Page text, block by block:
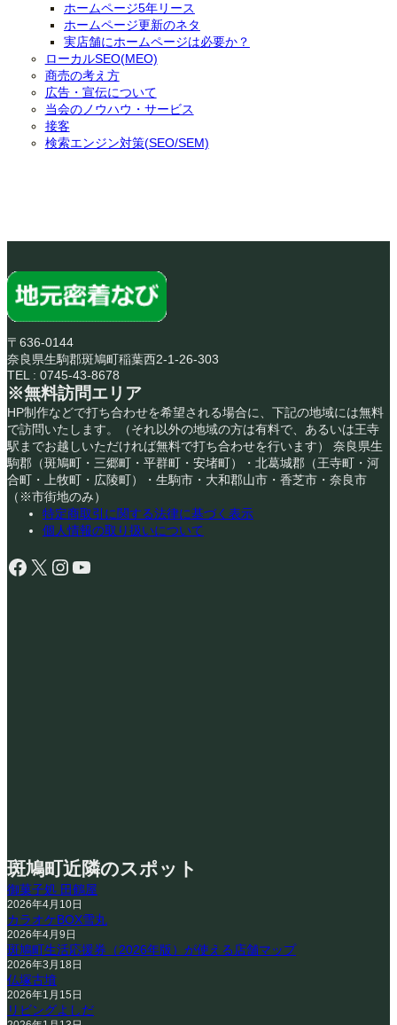
ホームページ5年リース
ホームページ更新のネタ
実店舗にホームページは必要か？
ローカルSEO(MEO)
商売の考え方
広告・宣伝について
当会のノウハウ・サービス
接客
検索エンジン対策(SEO/SEM)
〒636-0144
奈良県生駒郡斑鳩町稲葉西2-1-26-303
TEL : 0745-43-8678
※無料訪問エリア
HP制作などで打ち合わせを希望される場合に、下記の地域には無料
で訪問いたします。（それ以外の地域の方は有料で、あるいは王寺
駅までお越しいただければ無料で打ち合わせを行います） 奈良県生
駒郡（斑鳩町・三郷町・平群町・安堵町）・北葛城郡（王寺町・河
合町・上牧町・広陵町）・生駒市・大和郡山市・香芝市・奈良市
（※市街地のみ）
特定商取引に関する法律に基づく表示
個人情報の取り扱いについて
Facebook X Instagram YouTube
斑鳩町近隣のスポット
御菓子処 田鶴屋
2026年4月10日
カラオケBOX雪丸
2026年4月9日
斑鳩町生活応援券（2026年版）が使える店舗マップ
2026年3月18日
仏塚古墳
2026年1月15日
リビングよしだ